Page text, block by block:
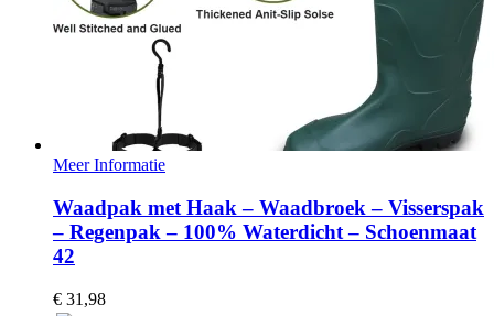
Meer Informatie
Waadpak met Haak – Waadbroek – Visserspak
– Regenpak – 100% Waterdicht – Schoenmaat
42
€ 31,98